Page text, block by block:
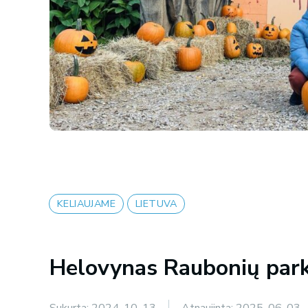
KELIAUJAME LIETUVA
Helovynas Raubonių